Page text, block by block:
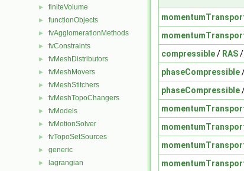
► finiteVolume
► functionObjects
► fvAgglomerationMethods
► fvConstraints
► fvMeshDistributors
► fvMeshMovers
► fvMeshStitchers
► fvMeshTopoChangers
► fvModels
► fvMotionSolver
► fvTopoSetSources
► generic
► lagrangian
compressible/ RAS/
phaseCompressible
phaseCompressible